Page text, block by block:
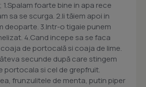
foarte bine in apa rece
sa se scurga. 2.Ii tăiem apoi in
deoparte. 3.Intr-o tigaie punem
4.Cand incepe sa se faca
de portocală si coaja de lime.
secunde după care stingem
portocala si cel de grepfruit.
frunzulitele de menta, putin piper